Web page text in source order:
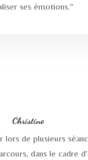
ses émotions."
Christine
lors de plusieurs
dans le cadre